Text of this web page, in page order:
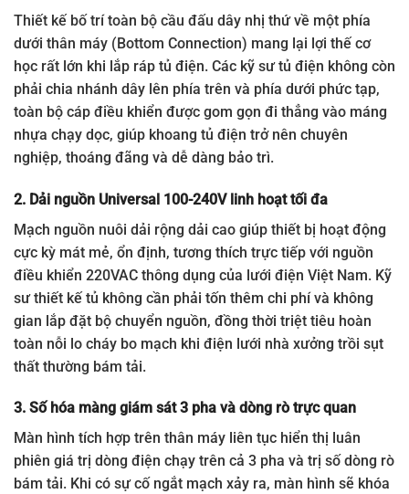
Thiết kế bố trí toàn bộ cầu đấu dây nhị thứ về một phía
dưới thân máy (Bottom Connection) mang lại lợi thế cơ
học rất lớn khi lắp ráp tủ điện. Các kỹ sư tủ điện không còn
phải chia nhánh dây lên phía trên và phía dưới phức tạp,
toàn bộ cáp điều khiển được gom gọn đi thẳng vào máng
nhựa chạy dọc, giúp khoang tủ điện trở nên chuyên
nghiệp, thoáng đãng và dễ dàng bảo trì.
2. Dải nguồn Universal 100-240V linh hoạt tối đa
Mạch nguồn nuôi dải rộng dải cao giúp thiết bị hoạt động
cực kỳ mát mẻ, ổn định, tương thích trực tiếp với nguồn
điều khiển 220VAC thông dụng của lưới điện Việt Nam. Kỹ
sư thiết kế tủ không cần phải tốn thêm chi phí và không
gian lắp đặt bộ chuyển nguồn, đồng thời triệt tiêu hoàn
toàn nỗi lo cháy bo mạch khi điện lưới nhà xưởng trồi sụt
thất thường bám tải.
3. Số hóa màng giám sát 3 pha và dòng rò trực quan
Màn hình tích hợp trên thân máy liên tục hiển thị luân
phiên giá trị dòng điện chạy trên cả 3 pha và trị số dòng rò
bám tải. Khi có sự cố ngắt mạch xảy ra, màn hình sẽ khóa